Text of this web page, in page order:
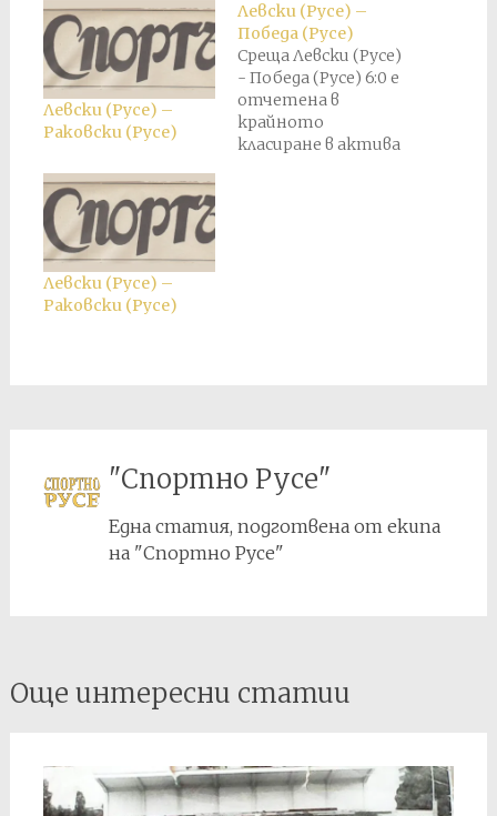
Левски (Русе) –
Раковски (Русе)
Левски (Русе) –
Победа (Русе)
Среща Левски (Русе)
- Победа (Русе) 6:0 е
отчетена в
крайното
класиране в актива
Левски (Русе) –
Раковски (Русе)
"Спортно Русе"
Една статия, подготвена от екипа
на "Спортно Русе"
Post
navigation
Още интересни статии